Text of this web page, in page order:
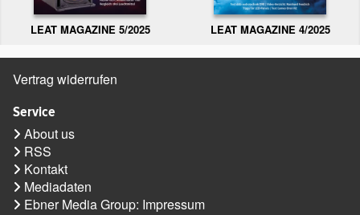
LEAT MAGAZINE 5/2025 LEAT MAGAZINE 4/2025
Vertrag widerrufen
Service
About us
RSS
Kontakt
Mediadaten
Ebner Media Group: Impressum